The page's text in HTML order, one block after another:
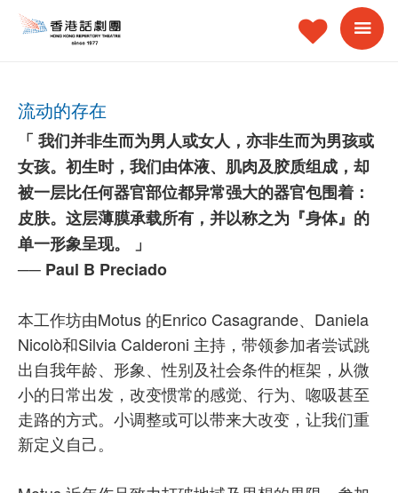
流动的存在
「 我们并非生而为男人或女人，亦非生而为男孩或
女孩。初生时，我们由体液、肌肉及胶质组成，却
被一层比任何器官部位都异常强大的器官包围着：
皮肤。这层薄膜承载所有，并以称之为『身体』的
单一形象呈现。 」
── Paul B Preciado
本工作坊由Motus 的Enrico Casagrande、Daniela
Nicolò和Silvia Calderoni 主持，带领参加者尝试跳
出自我年龄、形象、性别及社会条件的框架，从微
小的日常出发，改变惯常的感觉、行为、唿吸甚至
走路的方式。小调整或可以带来大改变，让我们重
新定义自己。